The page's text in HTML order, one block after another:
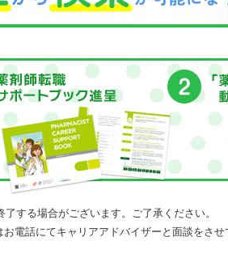
する場合がございます。ご了承ください。
電話にてキャリアアドバイザーと面談をさせ